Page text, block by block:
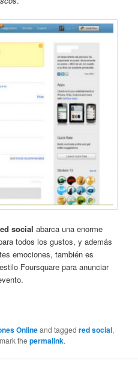
social abarca una enorme
todos los gustos, y además
emociones, también es
Foursquare para anunciar
Onlineand taggedred social,
thepermalink.